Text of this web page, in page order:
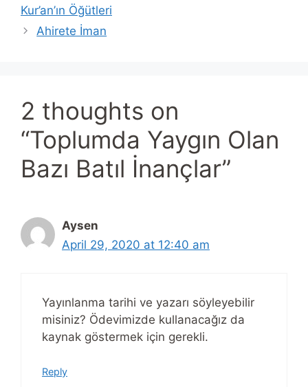
Kur’an’ın Öğütleri
Ahirete İman
2 thoughts on
“Toplumda Yaygın Olan
Bazı Batıl İnançlar”
Aysen
April 29, 2020 at 12:40 am
Yayınlanma tarihi ve yazarı söyleyebilir
misiniz? Ödevimizde kullanacağız da
kaynak göstermek için gerekli.
Reply